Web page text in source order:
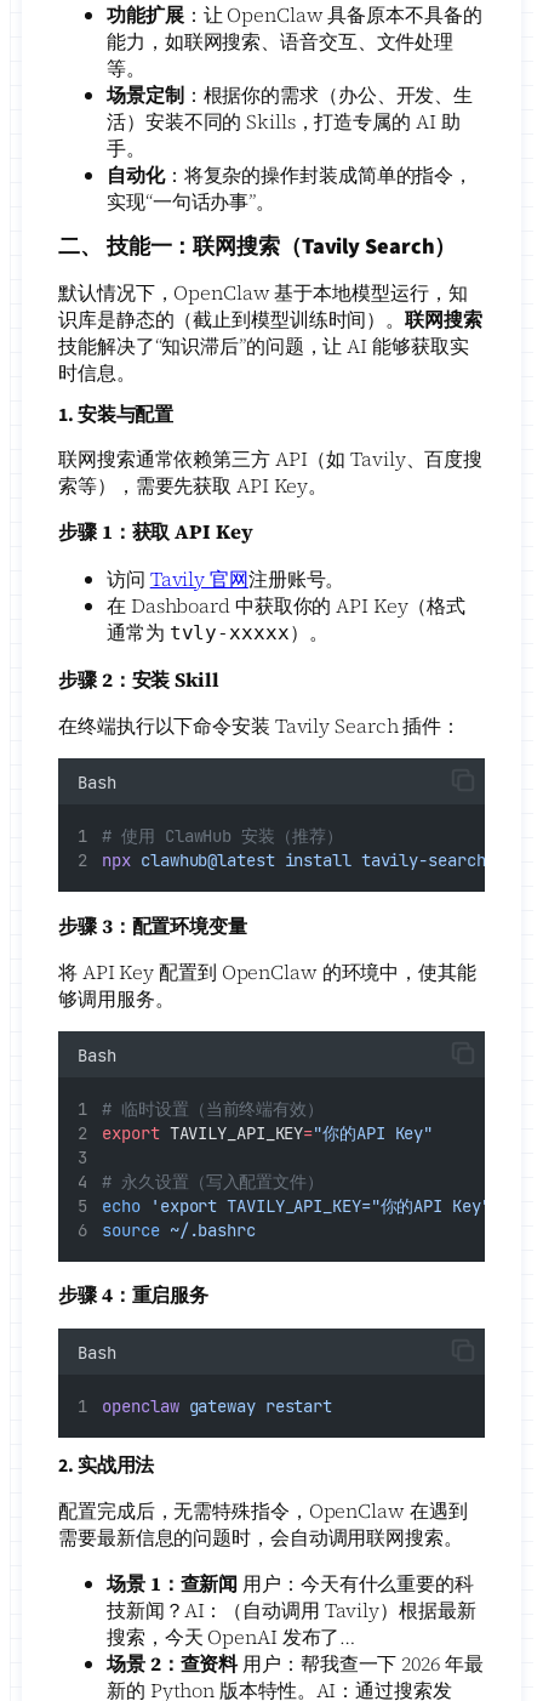
功能扩展：让 OpenClaw 具备原本不具备的
能力，如联网搜索、语音交互、文件处理
等。
场景定制：根据你的需求（办公、开发、生
活）安装不同的 Skills，打造专属的 AI 助
手。
自动化：将复杂的操作封装成简单的指令，
实现“一句话办事”。
二、 技能一：联网搜索（Tavily Search）
默认情况下，OpenClaw 基于本地模型运行，知
识库是静态的（截止到模型训练时间）。联网搜索
技能解决了“知识滞后”的问题，让 AI 能够获取实
时信息。
1. 安装与配置
联网搜索通常依赖第三方 API（如 Tavily、百度搜
索等），需要先获取 API Key。
步骤 1：获取 API Key
访问 Tavily 官网注册账号。
在 Dashboard 中获取你的 API Key（格式
通常为 tvly-xxxxx）。
步骤 2：安装 Skill
在终端执行以下命令安装 Tavily Search 插件：
Bash
# 使用 ClawHub 安装（推荐）
npx clawhub@latest install tavily-search
步骤 3：配置环境变量
将 API Key 配置到 OpenClaw 的环境中，使其能
够调用服务。
Bash
# 临时设置（当前终端有效）
export TAVILY_API_KEY="你的API Key"
# 永久设置（写入配置文件）
echo
'export TAVILY_API_KEY="你的API Key"'
source ~/.bashrc
步骤 4：重启服务
Bash
openclaw gateway restart
2. 实战用法
配置完成后，无需特殊指令，OpenClaw 在遇到
需要最新信息的问题时，会自动调用联网搜索。
场景 1：查新闻 用户：今天有什么重要的科
技新闻？AI：（自动调用 Tavily）根据最新
搜索，今天 OpenAI 发布了…
场景 2：查资料用户：帮我查一下 2026 年最
新的 Python 版本特性。AI：通过搜索发